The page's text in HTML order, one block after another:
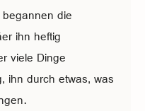
die
ihn heftig
viele Dinge
ihn durch etwas, was